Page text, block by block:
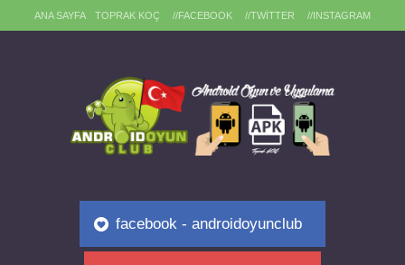
ANA SAYFA TOPRAK KOÇ //FACEBOOK //TWITTER //INSTAGRAM
facebook - androidoyunclub